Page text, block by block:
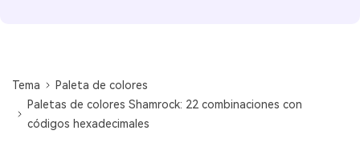
Tema
Paleta de colores
Paletas de colores Shamrock: 22 combinaciones con
códigos hexadecimales